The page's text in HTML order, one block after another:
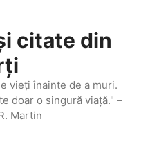
citate din
vieţi înainte de a muri.
doar o singură viaţă." –
Martin